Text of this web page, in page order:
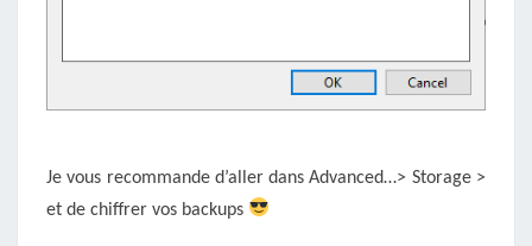
Je vous recommande d’aller dans Advanced…> Storage >
et de chiffrer vos backups